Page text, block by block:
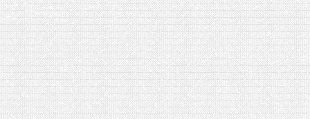
RECETTES RISOTTO